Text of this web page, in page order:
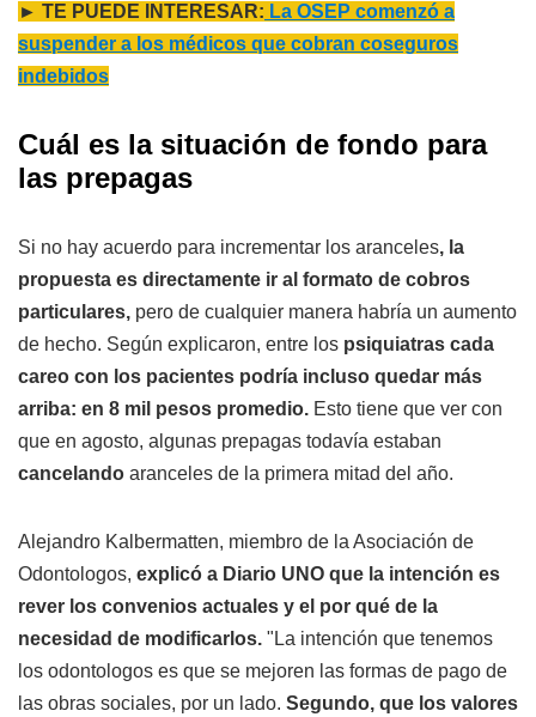
► TE PUEDE INTERESAR: La OSEP comenzó a
suspender a los médicos que cobran coseguros
indebidos
Cuál es la situación de fondo para
las prepagas
Si no hay acuerdo para incrementar los aranceles, la
propuesta es directamente ir al formato de cobros
particulares, pero de cualquier manera habría un aumento
de hecho. Según explicaron, entre los psiquiatras cada
careo con los pacientes podría incluso quedar más
arriba: en 8 mil pesos promedio. Esto tiene que ver con
que en agosto, algunas prepagas todavía estaban
cancelando aranceles de la primera mitad del año.
Alejandro Kalbermatten, miembro de la Asociación de
Odontologos, explicó a Diario UNO que la intención es
rever los convenios actuales y el por qué de la
necesidad de modificarlos. "La intención que tenemos
los odontologos es que se mejoren las formas de pago de
las obras sociales, por un lado. Segundo, que los valores